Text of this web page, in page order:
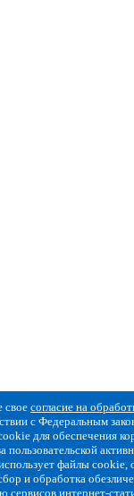
свое согласие на
с Федеральным
для обеспечения
файлы cookie,
и обработка
интернет-